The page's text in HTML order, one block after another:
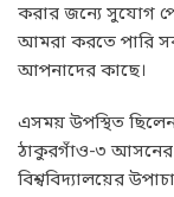
করার জন্যে সুযোগ
আমরা করতে পারি
আপনাদের কাছে।
এসময় উপস্থিত
ঠাকুরগাঁও-৩ আসনের
বিশ্ববিদ্যালয়ের